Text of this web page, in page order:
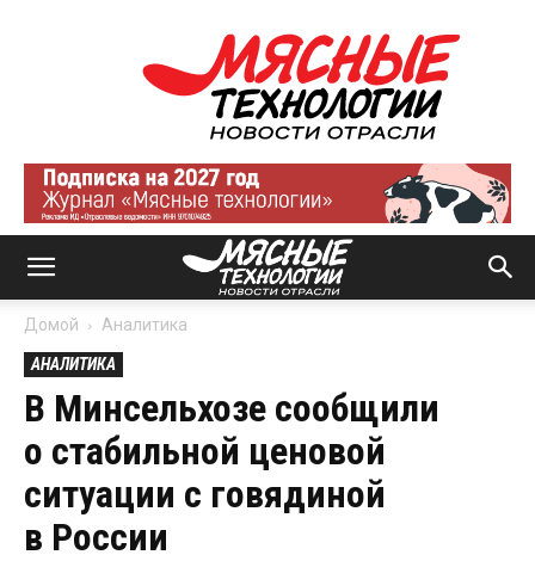
Мясные
технологии
|
Новости
отрасли
Домой Аналитика
АНАЛИТИКА
В Минсельхозе сообщили
о стабильной ценовой
ситуации с говядиной
в России